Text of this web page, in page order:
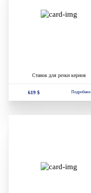
Станок для резки кернов
619 $ Подробнее